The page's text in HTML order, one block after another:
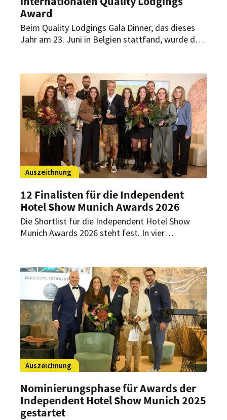
Award
Beim Quality Lodgings Gala Dinner, das dieses
Jahr am 23. Juni in Belgien stattfand, wurde das
als Anerkennung für Gastfreundschaft,
authentischen Stil und aktives Engagement im
Netzwerk von QL verliehen.
Auszeichnung
12 Finalisten für die Independent
Hotel Show Munich Awards 2026
Die Shortlist für die Independent Hotel Show
Munich Awards 2026 steht fest. In vier
Hotellerie im DACH-Raum nominiert – nun
startet das Public Voting.
Auszeichnung
Nominierungsphase für Awards der
Independent Hotel Show Munich 2025
gestartet